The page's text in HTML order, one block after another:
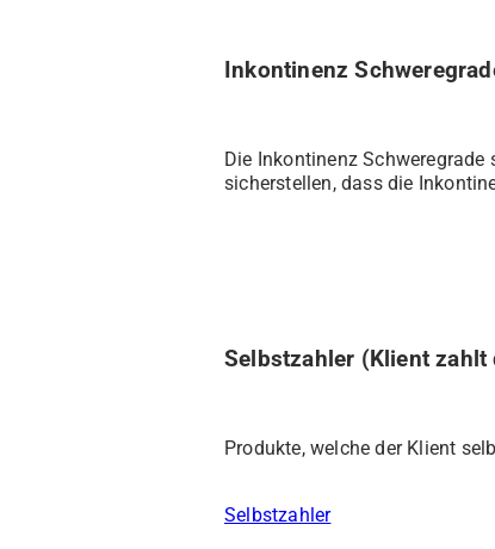
Inkontinenz
Die Inkontinenz
sicherstellen, dass die
Selbstzahler (Klient
Produkte, welche der Klient
Selbstzahler